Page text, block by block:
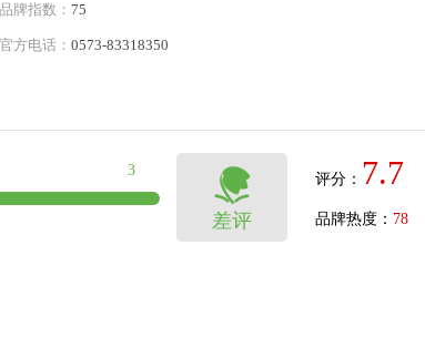
品牌指数： 75
官方电话： 0573-83318350
3 
差评
评分： 7.7
品牌热度： 78